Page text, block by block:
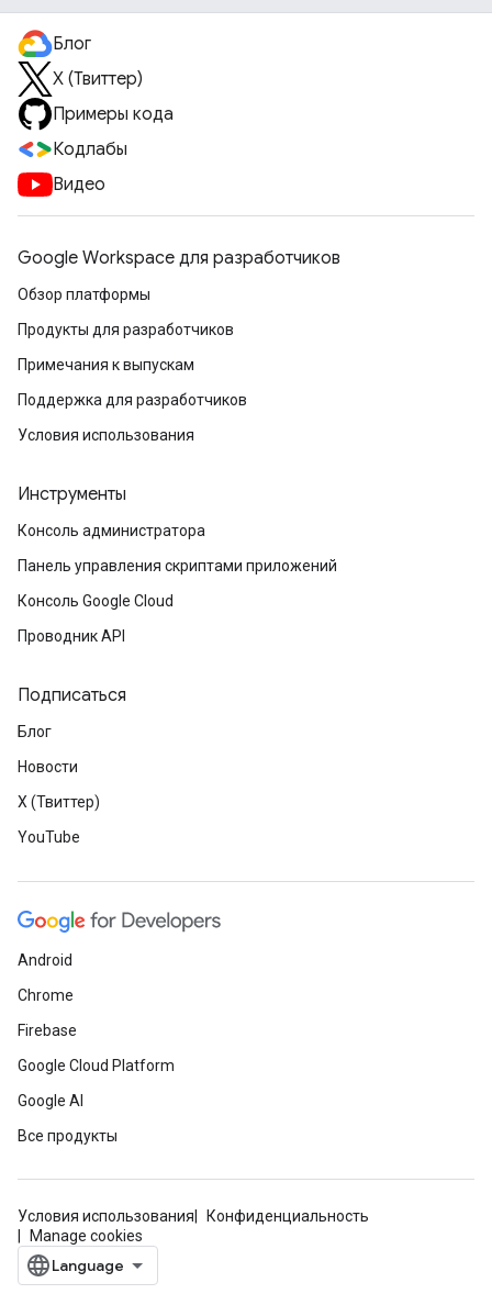
Блог
X (Твиттер)
Примеры кода
Кодлабы
Видео
Google Workspace для разработчиков
Обзор платформы
Продукты для разработчиков
Примечания к выпускам
Поддержка для разработчиков
Условия использования
Инструменты
Консоль администратора
Панель управления скриптами приложений
Консоль Google Cloud
Проводник API
Подписаться
Блог
Новости
X (Твиттер)
YouTube
Android
Chrome
Firebase
Google Cloud Platform
Google AI
Все продукты
Условия использования
Конфиденциальность
Manage cookies